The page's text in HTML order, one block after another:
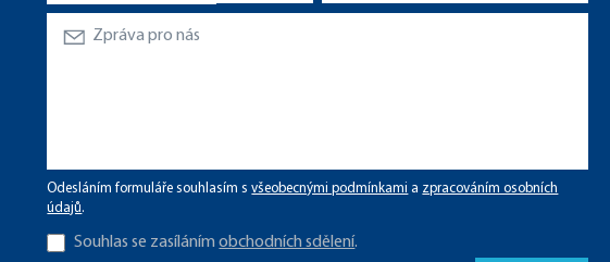
Odesláním formuláře souhlasím svšeobecnými podmínkami a zpracováním osobních
údajů.
Souhlas se zasílánímobchodních sdělení.